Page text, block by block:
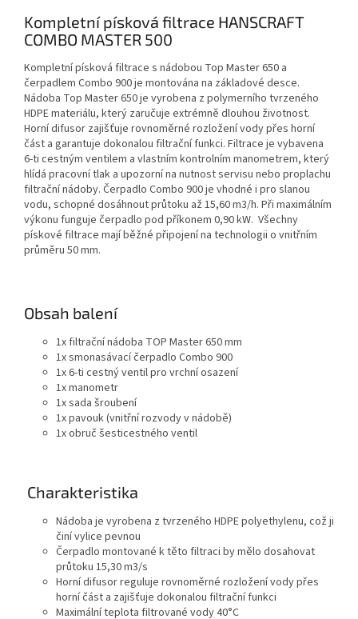
Kompletní písková filtrace HANSCRAFT
COMBO MASTER 500
Kompletní písková filtrace s nádobou Top Master 650 a
čerpadlem Combo 900 je montována na základové desce.
Nádoba Top Master 650 je vyrobena z polymerního tvrzeného
HDPE materiálu, který zaručuje extrémně dlouhou životnost.
Horní difusor zajišťuje rovnoměrné rozložení vody přes horní
část a garantuje dokonalou filtrační funkci. Filtrace je vybavena
6-ti cestným ventilem a vlastním kontrolním manometrem, který
hlídá pracovní tlak a upozorní na nutnost servisu nebo proplachu
filtrační nádoby. Čerpadlo Combo 900 je vhodné i pro slanou
vodu, schopné dosáhnout průtoku až 15,60 m3/h. Při maximálním
výkonu funguje čerpadlo pod příkonem 0,90 kW. Všechny
pískové filtrace mají běžné připojení na technologii o vnitřním
průměru 50 mm.
Obsah balení
1x filtrační nádoba TOP Master 650 mm
1x smonasávací čerpadlo Combo 900
1x 6-ti cestný ventil pro vrchní osazení
1x manometr
1x sada šroubení
1x pavouk (vnitřní rozvody v nádobě)
1x obruč šesticestného ventil
Charakteristika
Nádoba je vyrobena z tvrzeného HDPE polyethylenu, což ji
činí vylice pevnou
Čerpadlo montované k těto filtraci by mělo dosahovat
průtoku 15,30 m3/s
Horní difusor reguluje rovnoměrné rozložení vody přes
horní část a zajišťuje dokonalou filtrační funkci
Maximální teplota filtrované vody 40°C